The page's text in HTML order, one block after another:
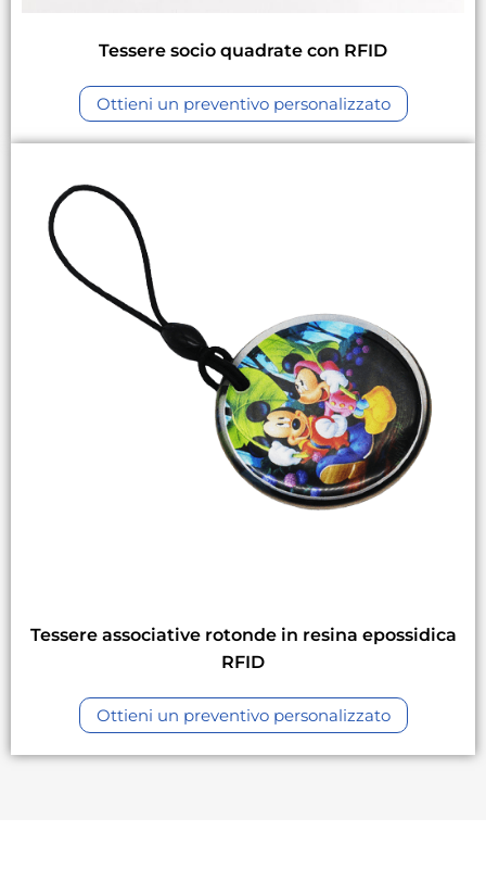
Tessere socio quadrate con RFID
Ottieni un preventivo personalizzato
Tessere associative rotonde in resina epossidica
RFID
Ottieni un preventivo personalizzato